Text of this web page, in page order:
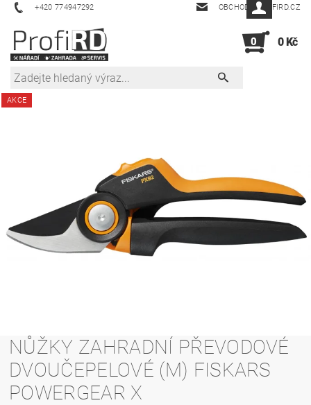
+420 774947292 OBCHOD@PROFIRD.CZ
0 0 Kč
AKCE
NŮŽKY ZAHRADNÍ PŘEVODOVÉ
DVOUČEPELOVÉ (M) FISKARS
POWERGEAR X